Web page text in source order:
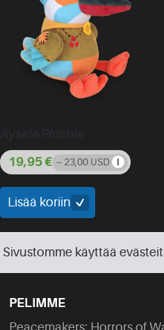
19,95€ ~ 23,00 USD
Lisää koriin
Sivustomme käyttää
PELIMME
Peacemakers: Horrors of